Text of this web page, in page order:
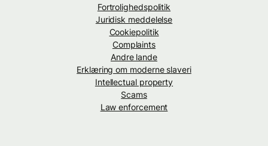
Fortrolighedspolitik
Juridisk meddelelse
Cookiepolitik
Complaints
Andre lande
Erklæring om moderne slaveri
Intellectual property
Scams
Law enforcement